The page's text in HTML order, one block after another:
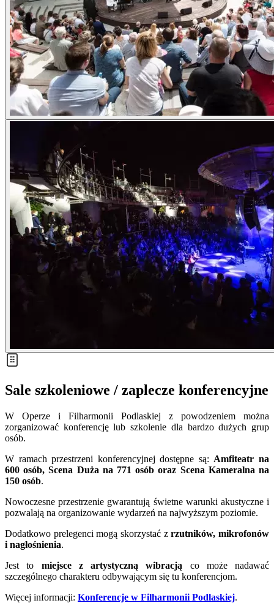
Sale szkoleniowe / zaplecze konferencyjne
W Operze i Filharmonii Podlaskiej z powodzeniem można
zorganizować konferencję lub szkolenie dla bardzo dużych grup
osób.
W ramach przestrzeni konferencyjnej dostępne są: Amfiteatr na
600 osób, Scena Duża na 771 osób oraz Scena Kameralna na
150 osób.
Nowoczesne przestrzenie gwarantują świetne warunki akustyczne i
pozwalają na organizowanie wydarzeń na najwyższym poziomie.
Dodatkowo prelegenci mogą skorzystać zrzutników, mikrofonów
i nagłośnienia.
Jest to miejsce z artystyczną wibracją co może nadawać
szczególnego charakteru odbywającym się tu konferencjom.
Więcej informacji: Konferencje w Filharmonii Podlaskiej.